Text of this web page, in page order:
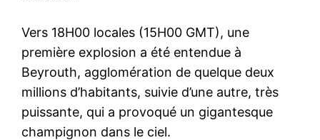
Vers 18H00 locales (15H00 GMT), une
première explosion a été entendue à
Beyrouth, agglomération de quelque deux
millions d’habitants, suivie d’une autre, très
puissante, qui a provoqué un gigantesque
champignon dans le ciel.